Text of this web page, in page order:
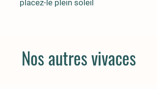
placez-le plein soleil
Nos autres vivaces